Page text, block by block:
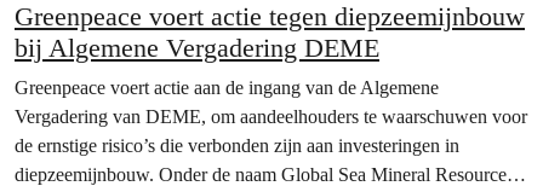
Greenpeace voert actie tegen diepzeemijnbouw
bij Algemene Vergadering DEME
Greenpeace voert actie aan de ingang van de Algemene
Vergadering van DEME, om aandeelhouders te waarschuwen voor
de ernstige risico’s die verbonden zijn aan investeringen in
diepzeemijnbouw. Onder de naam Global Sea Mineral Resources